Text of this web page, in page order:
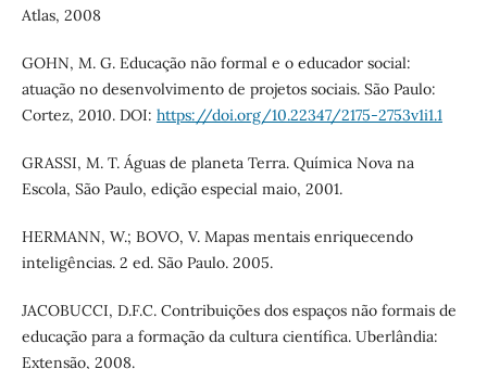
Atlas, 2008
GOHN, M. G. Educação não formal e o educador social:
atuação no desenvolvimento de projetos sociais. São Paulo:
Cortez, 2010. DOI: https://doi.org/10.22347/2175-2753v1i1.1
GRASSI, M. T. Águas de planeta Terra. Química Nova na
Escola, São Paulo, edição especial maio, 2001.
HERMANN, W.; BOVO, V. Mapas mentais enriquecendo
inteligências. 2 ed. São Paulo. 2005.
JACOBUCCI, D.F.C. Contribuições dos espaços não formais de
educação para a formação da cultura científica. Uberlândia:
Extensão, 2008.